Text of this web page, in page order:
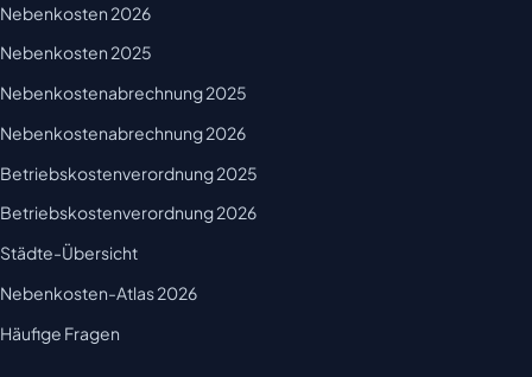
Nebenkosten 2026
Nebenkosten 2025
Nebenkostenabrechnung 2025
Nebenkostenabrechnung 2026
Betriebskostenverordnung 2025
Betriebskostenverordnung 2026
Städte-Übersicht
Nebenkosten-Atlas 2026
Häufige Fragen